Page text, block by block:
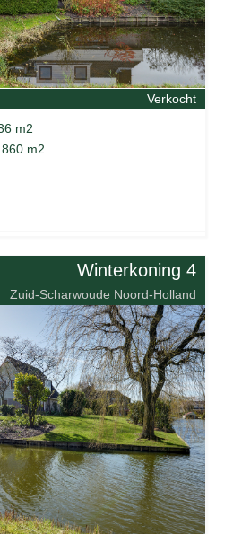
Verkocht
m2
m2
Winterkoning 4
Zuid-Scharwoude Noord-Holland